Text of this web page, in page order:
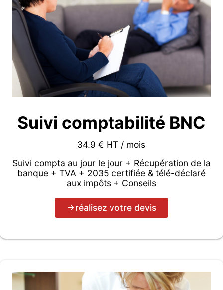
Suivi comptabilité BNC
34.9 € HT / mois
Suivi compta au jour le jour + Récupération de la
banque + TVA + 2035 certifiée & télé-déclaré
aux impôts + Conseils
réalisez votre devis